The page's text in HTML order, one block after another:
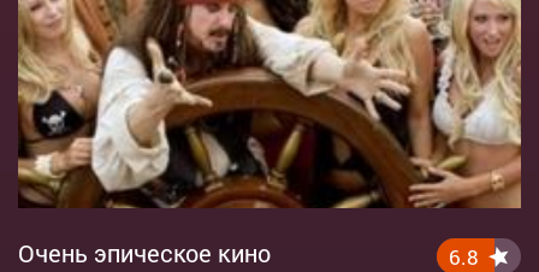
Очень эпическое кино 6.8